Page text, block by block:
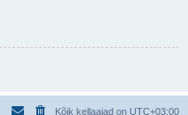
Kõik kellaajad on UTC+03:00